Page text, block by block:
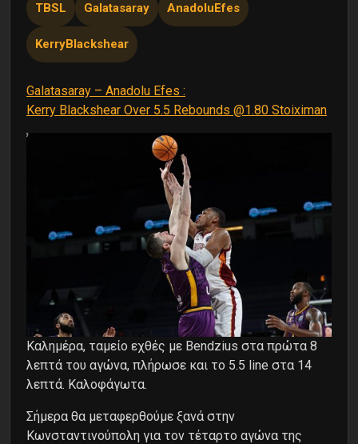
TBSL Galatasaray AnadoluEfes
KerryBlackshear
Galatasaray – Anadolu Efes :
Kerry Blackshear Over 5.5 Rebounds @1.80 Stoiximan
Καλημέρα, ταμείο εχθές με Bendzius στα πρώτα 8
λεπτά του αγώνα, πλήρωσε και το 5.5 line στα 14
λεπτά. Καλοφάγωτα.
Σήμερα θα μεταφερθούμε ξανά στην
Κωνσταντινούπολη για τον τέταρτο αγώνα της